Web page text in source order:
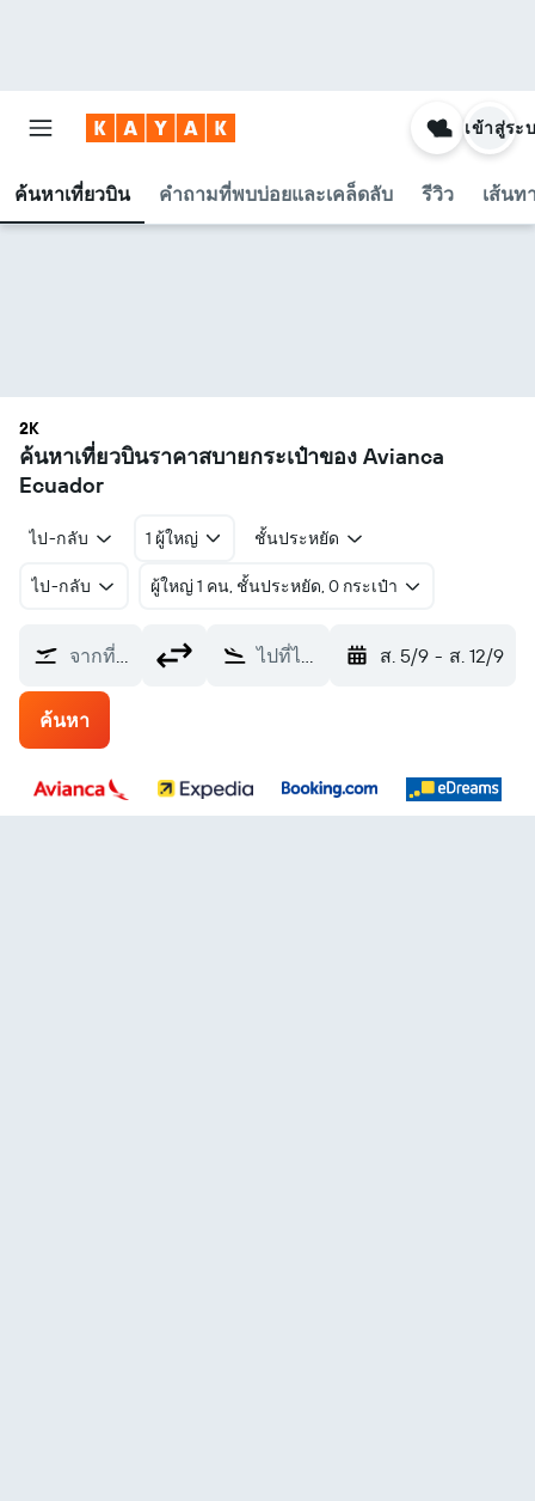
ค้นหาเที่ยวบิน คำถามที่พบบ่อยและเคล็ดลับ รีวิว เส้นท
เข้าสู่ระ
2K
ค้นหาเที่ยวบินราคาสบายกระเป๋าของ Avianca
Ecuador
ไป-กลับ 1 ผู้ใหญ่ ชั้นประหยัด
ไป-กลับ ผู้ใหญ่ 1 คน, ชั้นประหยัด, 0 กระเป๋า
จากที่ไหน? ไปที่ไหน? ส. 5/9 - ส. 12/9
ค้นหา